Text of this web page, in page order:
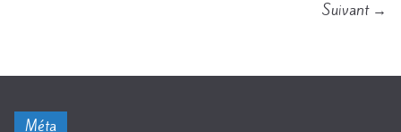
Suivant →
Méta